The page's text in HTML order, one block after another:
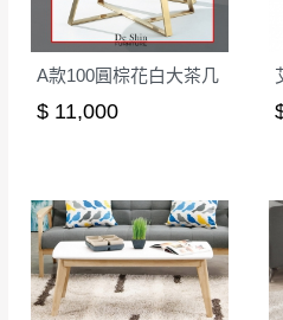
潔隊回收,免付費清運專線
A款100圓棕花白大茶几
$ 11,000